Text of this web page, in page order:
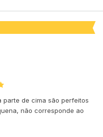
parte de cima são perfeitos
não corresponde ao